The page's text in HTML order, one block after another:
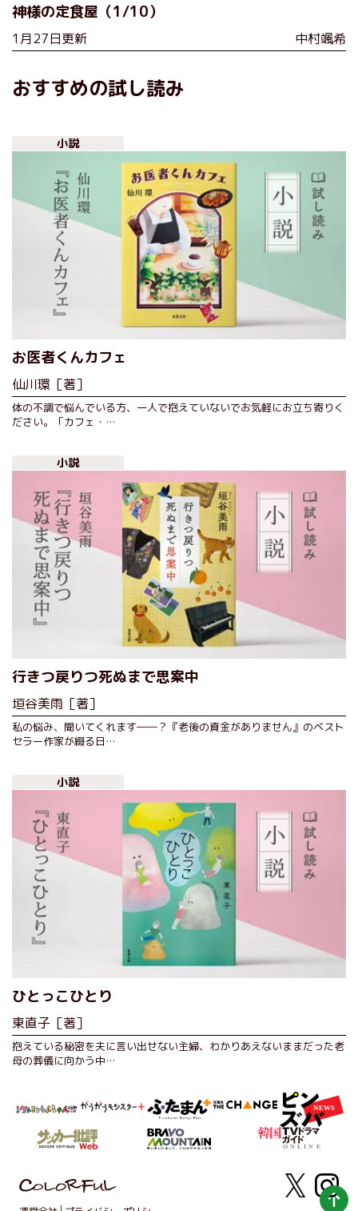
神様の定食屋（1/10）
1月27日更新 中村颯希
おすすめの試し読み
小説
お医者くんカフェ
仙川環［著］
体の不調で悩んでいる方、一人で抱えていないでお気軽にお立ち寄りく
ださい。「カフェ・…
小説
行きつ戻りつ死ぬまで思案中
垣谷美雨［著］
私の悩み、聞いてくれます――？『老後の資金がありません』のベスト
セラー作家が綴る日…
小説
ひとっこひとり
東直子［著］
抱えている秘密を夫に言い出せない主婦、わかりあえないままだった老
母の葬儀に向かう中…